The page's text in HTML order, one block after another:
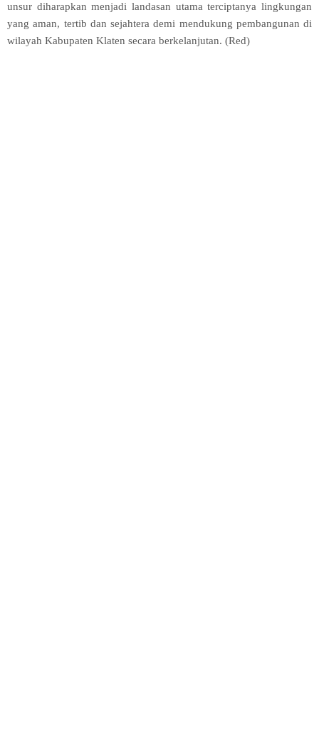
unsur diharapkan menjadi landasan utama terciptanya lingkungan
yang aman, tertib dan sejahtera demi mendukung pembangunan di
wilayah Kabupaten Klaten secara berkelanjutan. (Red)